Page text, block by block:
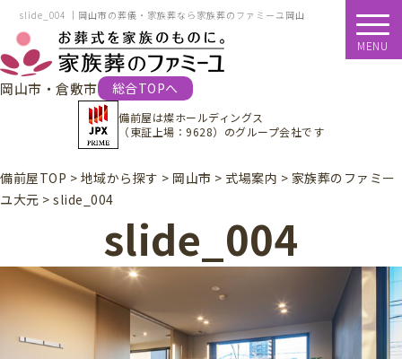
slide_004 ｜岡山市の葬儀・家族葬なら家族葬のファミーユ岡山
総合TOPへ
岡山市・倉敷市
備前屋は燦ホールディングス
（東証上場：9628） のグループ会社です
MENU
備前屋TOP > 地域から探す > 岡山市 > 式場案内 > 家族葬のファミー
ユ大元 > slide_004
slide_004